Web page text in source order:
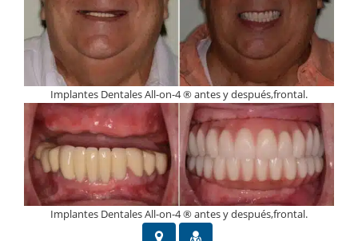
Implantes Dentales All-on-4 ® antes y después,frontal.
Implantes Dentales All-on-4 ® antes y después,frontal.